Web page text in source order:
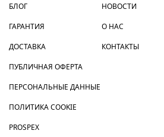
БЛОГ
ГАРАНТИЯ
ДОСТАВКА
НОВОСТИ
О НАС
КОНТАКТЫ
ПУБЛИЧНАЯ ОФЕРТА
ПЕРСОНАЛЬНЫЕ ДАННЫЕ
ПОЛИТИКА COOKIE
PROSPEX